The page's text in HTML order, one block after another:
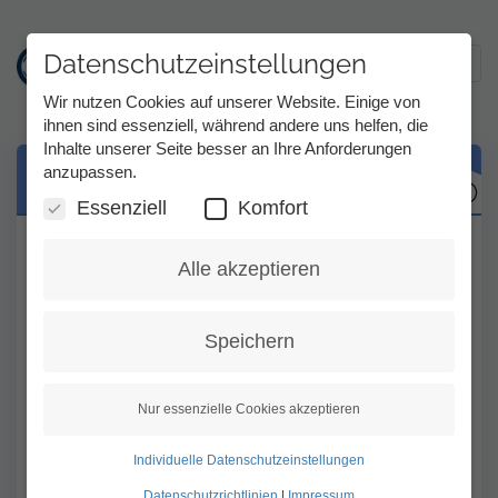
Direkt
Was ist Tess?
Arten mit Hörenden telefonieren:
Schriftsprache mit TeScript. In beiden
auch selbst sprechen, wenn sie wollen.
Datenschutzeinstellungen
Wir nutzen Cookies auf unserer Website. Einige von
ihnen sind essenziell, während andere uns helfen, die
Inhalte unserer Seite besser an Ihre Anforderungen
anzupassen.
Essenziell Komfort
Alle akzeptieren
Speichern
Nur essenzielle Cookies akzeptieren
Individuelle Datenschutzeinstellungen